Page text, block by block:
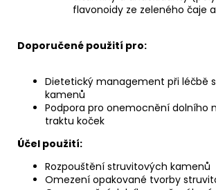
flavonoidy ze zeleného čaje
Doporučené použití pro:
Dietetický management při léčbě
kamenů
Podpora pro onemocnění dolního
traktu koček
Účel použití:
Rozpouštění struvitových kamenů
Omezení opakované tvorby